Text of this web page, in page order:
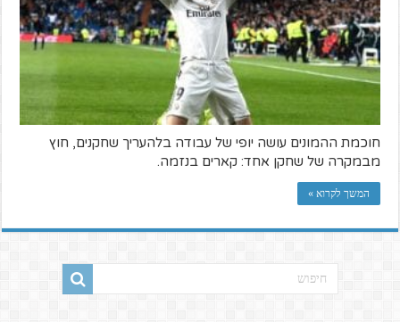
חוכמת ההמונים עושה יופי של עבודה בלהעריך שחקנים, חוץ
מבמקרה של שחקן אחד: קארים בנזמה.
המשך לקרוא »